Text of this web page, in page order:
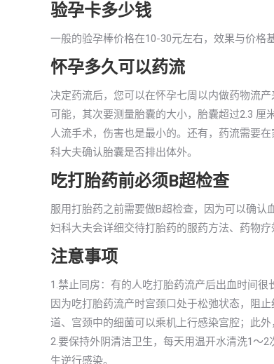
验孕卡多少钱
一般的验孕棒价格在10-30元左右，效果与价格
怀孕多久可以药流
决定药流后，您可以在怀孕七周以内做药物流
可能，其次要测量胎囊的大小，胎囊超过2.3
人流手术，伤害也是最小的。还有，药流需要
科大夫确认胎囊是否排出体外。
吃打胎药前必须B超检查
服用打胎药之前需要做B超检查，因为可以确
妇科大夫会详细交待打胎药的服药方法、药物
注意事项
1.禁止同房：有的人吃打胎药流产后出血时间
因为吃打胎药流产时宫颈口处于松弛状态，阻
道、宫颈中的细菌可以乘机上行感染宫腔；此
2.要保持外阴清洁卫生，每天用温开水清洗1～
生逆行感染。